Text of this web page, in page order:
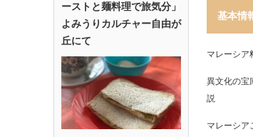
ーストと麺料理で旅気分」
よみうりカルチャー自由が
丘にて
基本情
マレーシア
異文化の宝
説
マレーシア